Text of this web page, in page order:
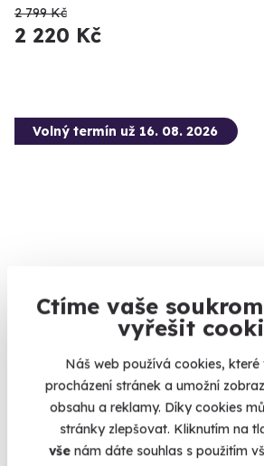
Ctíme vaše
vyřešit
Náš web používá cookies, které
procházení stránek a umožní
obsahu a reklamy. Díky cookies
stránky zlepšovat. Kliknutím na
vše nám dáte souhlas s použitím
2 799 Kč
2 220 Kč
Volný termín už 16. 08. 2026
Tandemový seskok
Vyskočte z letadla až ze šesti kilometrů.
Vyškov - předměstí
(+ 5 dalších lokalit)
9 150 Kč